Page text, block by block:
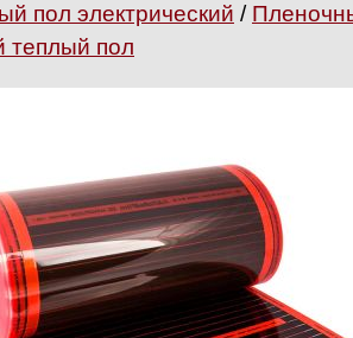
пол электрический /
теплый пол